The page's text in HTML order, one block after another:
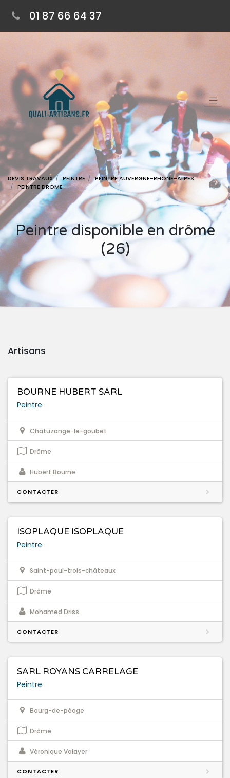
01 87 66 64 37
DEVIS TRAVAUX PEINTRE
PEINTRE AUVERGNE-RHÔNE-ALPES
PEINTRE DRÔME
Peintre disponible en drôme
(26)
Artisans
BOURNE HUBERT SARL
Peintre
Chatuzange-le-goubet
Drôme
Hubert Bourne
CONTACTER
ISOPLAQUE ISOPLAQUE
Peintre
Saint-paul-trois-châteaux
Drôme
Mohamed Driss
CONTACTER
SARL ROYANS CARRELAGE
Peintre
Bourg-de-péage
Drôme
Véronique Valayer
CONTACTER